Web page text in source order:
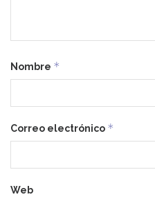
Nombre *
Correo electrónico *
Web